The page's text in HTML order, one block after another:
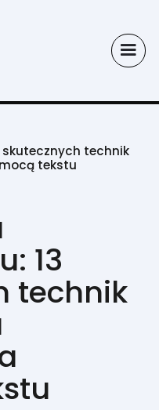
technik
tekstu
13
technik